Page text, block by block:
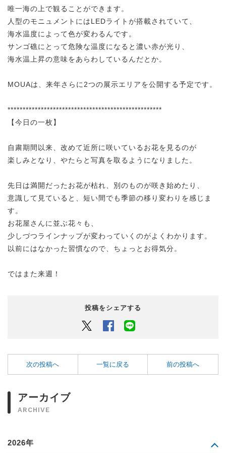
唯一海の上で観ることができます。
人型のモニュメントにはLEDライトが搭載されていて、
海水温度によって色が変わるんです。
サンゴ礁にとって危険な温度になると濃い赤が光り、
海水温上昇の意味をあらわしているんだとか。
MOUAは、来年さらに2つの展示エリアを公開する予定です。
***************************************************
【今日の一枚】
自粛期間以来、改めて近所に咲いているお花を見るのが
楽しみとなり、やたらと写真を取るようになりました。
先日は満開だったお花が枯れ、別のものが咲き始めたり、
意識して見ていると、短い間でも季節の移り変わりを感じま
す。
お花屋さんに並ぶ花々も、
少しづつラインナップが変わっていくのがよくわかります。
以前にはなかった習慣なので、ちょっとお得気分。
ではまた来週！
投稿をシェアする
Twitter Facebook
次の投稿へ 一覧に戻る 前の投稿へ
アーカイブ
ARCHIVE
2026年